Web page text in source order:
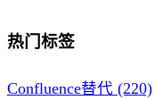
热门标签
Confluence替代 (220)